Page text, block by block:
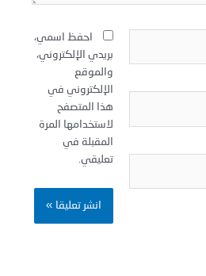
احفظ اسمي،
بريدي الإلكتروني،
والموقع
الإلكتروني في
هذا المتصفح
لاستخدامها المرة
المقبلة في
تعليقي.